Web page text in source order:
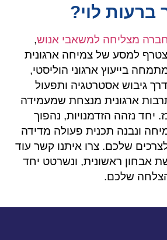
ברעות לוי?
מצליחה למשאבי אנוש,
למסע של צמיחה ארגונית
בייעוץ ארגוני הוליסטי,
גיבוש אסטרטגיה ותפעול
תרבות ארגונית מנצחת שמעמידה
יחד נזהה הזדמנויות, נהפוך
ונבנה תכנית פעולה מדידה
שלכם. צרו איתנו קשר עוד
אבחון ראשונית, ונשרטט יחד
שלכם.